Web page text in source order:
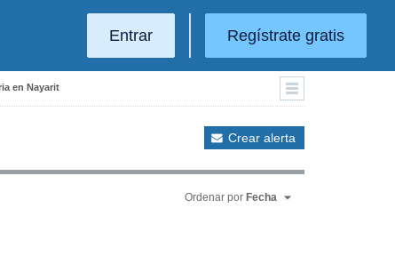
Entrar Regístrate gratis
en Nayarit
Crear alerta
Ordenar por Fecha